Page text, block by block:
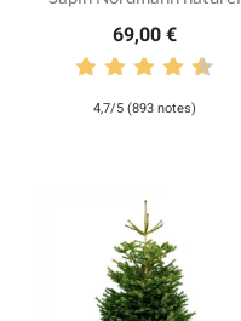
69,00 €
4,7/5 (893 notes)